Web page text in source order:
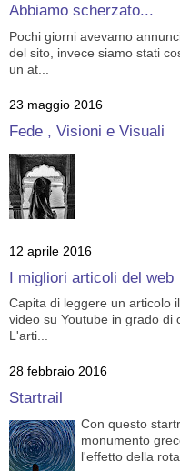
Abbiamo scherzato...
Pochi giorni avevamo
del sito, invece siamo stati
un at...
23 maggio 2016
Fede , Visioni e Visuali
12 aprile 2016
I migliori articoli del web
Capita di leggere un articolo
video su Youtube in grado di
L'arti...
28 febbraio 2016
Startrail
Con questo
monumento
l'effetto della